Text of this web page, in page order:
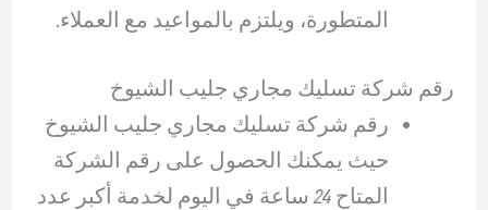
المتطورة، ويلتزم بالمواعيد مع العملاء.
رقم شركة تسليك مجاري جليب الشيوخ
رقم شركة تسليك مجاري جليب الشيوخ
حيث يمكنك الحصول على رقم الشركة
المتاح 24 ساعة في اليوم لخدمة أكبر عدد